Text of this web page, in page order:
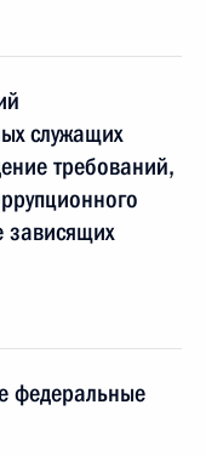
служащих
требований,
зависящих
федеральные